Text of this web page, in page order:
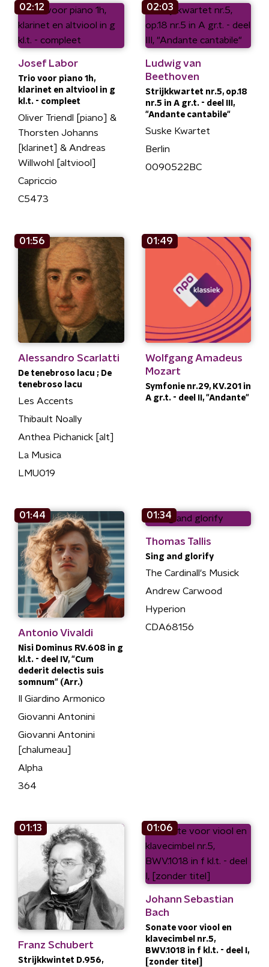
02:12
Josef Labor
Trio voor piano 1h,
klarinet en altviool in g
kl.t. - compleet
Oliver Triendl [piano] &
Thorsten Johanns
[klarinet] & Andreas
Willwohl [altviool]
Capriccio
C5473
02:03
Ludwig van
Beethoven
Strijkkwartet nr.5, op.18
nr.5 in A gr.t. - deel III,
"Andante cantabile"
Suske Kwartet
Berlin
0090522BC
01:56
Alessandro Scarlatti
De tenebroso lacu ; De
tenebroso lacu
Les Accents
Thibault Noally
Anthea Pichanick [alt]
La Musica
LMU019
01:49
Wolfgang Amadeus
Mozart
Symfonie nr.29, KV.201 in
A gr.t. - deel II, "Andante"
01:44
Antonio Vivaldi
Nisi Dominus RV.608 in g
kl.t. - deel IV, "Cum
dederit delectis suis
somnum" (Arr.)
Il Giardino Armonico
Giovanni Antonini
Giovanni Antonini
[chalumeau]
Alpha
364
01:34
Thomas Tallis
Sing and glorify
The Cardinall's Musick
Andrew Carwood
Hyperion
CDA68156
01:13
Franz Schubert
Strijkkwintet D.956,
01:06
Johann Sebastian
Bach
Sonate voor viool en
klavecimbel nr.5,
BWV.1018 in f kl.t. - deel I,
[zonder titel]